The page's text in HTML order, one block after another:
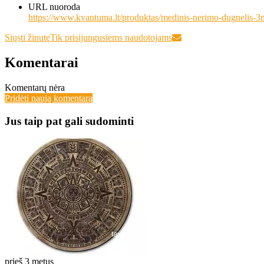
URL nuoroda
https://www.kvantuma.lt/produktas/medinis-nerimo-dugnelis-
Siųsti žinutęTik prisijungusiems naudotojams
Komentarai
Komentarų nėra
Pridėti naują komentarą
Jus taip pat gali sudominti
prieš 3 metus